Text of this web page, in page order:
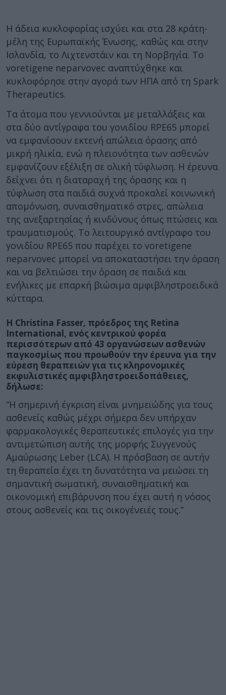
Η άδεια κυκλοφορίας ισχύει και στα 28 κράτη-
μέλη της Ευρωπαϊκής Ένωσης, καθώς και στην
Ισλανδία, το Λιχτενστάιν και τη Νορβηγία. Tο
voretigene neparvovec αναπτύχθηκε και
κυκλοφόρησε στην αγορά των ΗΠΑ από τη Spark
Therapeutics.
Τα άτομα που γεννιούνται με μεταλλάξεις και
στα δύο αντίγραφα του γονιδίου RPE65 μπορεί
να εμφανίσουν εκτενή απώλεια όρασης από
μικρή ηλικία, ενώ η πλειονότητα των ασθενών
εμφανίζουν εξέλιξη σε ολική τύφλωση. Η έρευνα
δείχνει ότι η διαταραχή της όρασης και η
τύφλωση στα παιδιά συχνά προκαλεί κοινωνική
απομόνωση, συναισθηματικό στρες, απώλεια
της ανεξαρτησίας ή κινδύνους όπως πτώσεις και
τραυματισμούς. Το λειτουργικό αντίγραφο του
γονιδίου RPE65 που παρέχει το voretigene
neparvovec μπορεί να αποκαταστήσει την όραση
και να βελτιώσει την όραση σε παιδιά και
ενήλικες με επαρκή βιώσιμα αμφιβληστροειδικά
κύτταρα.
Η Christina Fasser, πρόεδρος της Retina
International, ενός κεντρικού φορέα
περισσότερων από 43 οργανώσεων ασθενών
παγκοσμίως που προωθούν την έρευνα για την
εύρεση θεραπειών για τις κληρονομικές
εκφυλιστικές αμφιβληστροειδοπάθειες,
δήλωσε:
“Η σημερινή έγκριση είναι μνημειώδης για τους
ασθενείς καθώς μέχρι σήμερα δεν υπήρχαν
φαρμακολογικές θεραπευτικές επιλογές για την
αντιμετώπιση αυτής της μορφής Συγγενούς
Αμαύρωσης Leber (LCA). Η πρόσβαση σε αυτήν
τη θεραπεία έχει τη δυνατότητα να μειώσει τη
σημαντική σωματική, συναισθηματική και
οικονομική επιβάρυνση που έχει αυτή η νόσος
στους ασθενείς και τις οικογένειές τους.”